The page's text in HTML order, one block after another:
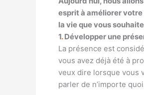
esprit à améliorer
la vie que vous
1.Développer une
La présence est
vous avez déjà été à
veux dire lorsque vous
parler de n’importe